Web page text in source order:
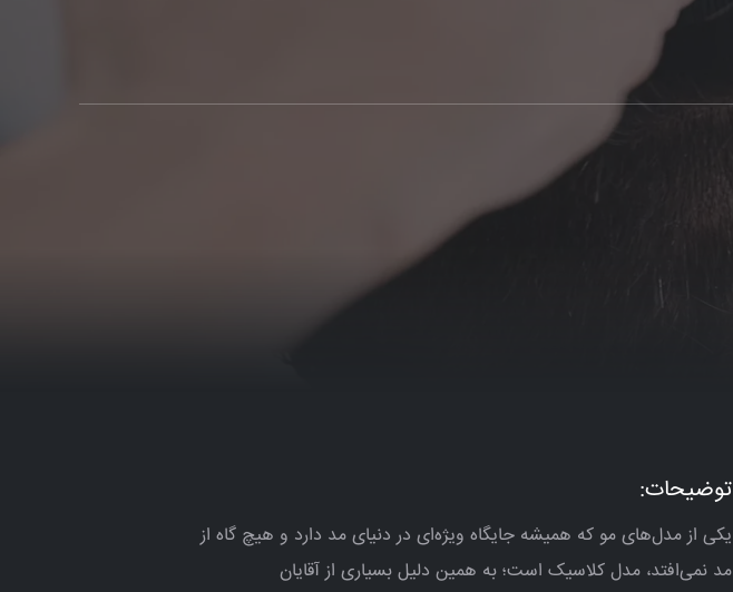
توضیحات:
یکی از مدل‌های مو که همیشه جایگاه ویژه‌ای در دنیای مد دارد و هیچ گاه از
مد نمی‌افتد، مدل کلاسیک است؛ به همین دلیل بسیاری از آقایان